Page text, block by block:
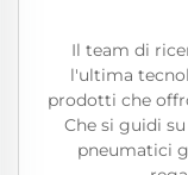
Il team di
l'ultima
prodotti che
Che si guidi
pneumatici